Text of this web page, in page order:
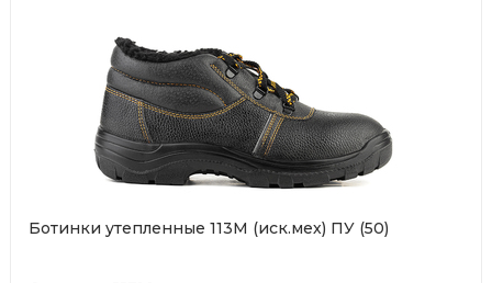
Ботинки утепленные 113М (иск.мех) ПУ (50)